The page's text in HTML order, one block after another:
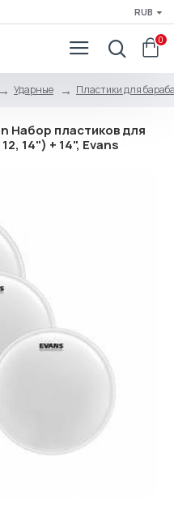
RUB
0
Ударные Пластики для
Набор пластиков для
14") + 14", Evans